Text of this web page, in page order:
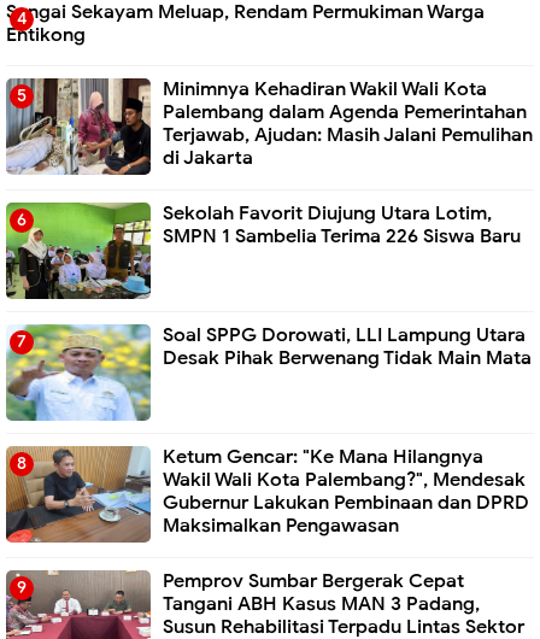
Sungai Sekayam Meluap, Rendam Permukiman Warga
Entikong
Minimnya Kehadiran Wakil Wali Kota
Palembang dalam Agenda Pemerintahan
Terjawab, Ajudan: Masih Jalani Pemulihan
di Jakarta
Sekolah Favorit Diujung Utara Lotim,
SMPN 1 Sambelia Terima 226 Siswa Baru ‎
Soal SPPG Dorowati, LLI Lampung Utara
Desak Pihak Berwenang Tidak Main Mata
Ketum Gencar: "Ke Mana Hilangnya
Wakil Wali Kota Palembang?", Mendesak
Gubernur Lakukan Pembinaan dan DPRD
Maksimalkan Pengawasan
Pemprov Sumbar Bergerak Cepat
Tangani ABH Kasus MAN 3 Padang,
Susun Rehabilitasi Terpadu Lintas Sektor